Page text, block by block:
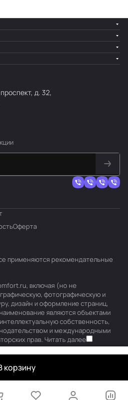
корзину
д. 32,
Оферта
применяются рекомендательные
включая (но не
фотографическую и
дизайн и оформление страниц,
являются объектами
собственность,
и международными
прав. Читать далее